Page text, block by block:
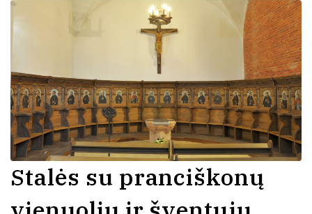
Stalės su pranciškonų